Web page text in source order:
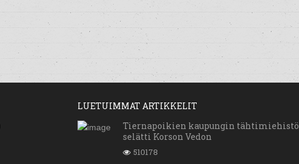
LUETUIMMAT ARTIKKELIT
Tiernapoikien kaupungin tähtimiehistö
selätti Korson Vedon
510178